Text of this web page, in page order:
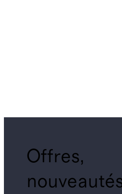
Offres,